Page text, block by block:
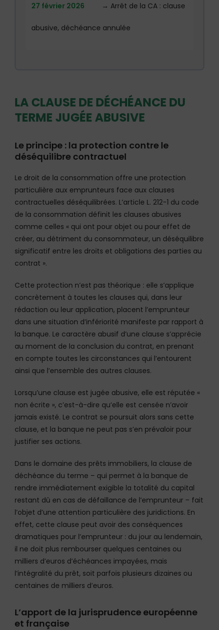
27 février 2026 → Arrêt de la CA : clause
abusive, déchéance annulée
LA CLAUSE DE DÉCHÉANCE DU
TERME JUGÉE ABUSIVE
Le principe : la protection contre le
déséquilibre contractuel
Le droit de la consommation offre une protection
particulière aux emprunteurs face aux clauses
contractuelles déséquilibrées. L’article L. 212-1 du code
de la consommation définit les clauses abusives
comme celles « qui ont pour objet ou pour effet de
créer, au détriment du consommateur, un déséquilibre
significatif entre les droits et obligations des parties au
contrat ».
Cette protection n’est pas théorique : elle s’applique
concrètement à toutes les clauses qui, dans leur
rédaction ou leur application, placent l’emprunteur
dans une situation d’infériorité manifeste par rapport à
la banque. Le caractère abusif d’une clause s’apprécie
au moment de la conclusion du contrat, en prenant
en compte toutes les circonstances qui l’entourent
ainsi que l’ensemble des autres clauses.
Lorsqu’une clause est jugée abusive, elle est réputée «
non écrite », c’est-à-dire qu’elle est censée n’avoir
jamais existé. Le contrat se poursuit alors sans cette
clause, et la banque ne peut pas s’en prévaloir pour
justifier ses actions.
Dans le domaine des prêts immobiliers, la clause de
déchéance du terme – qui permet à la banque de
rendre immédiatement exigible la totalité du capital
restant dû en cas de défaillance de l’emprunteur – fait
l’objet d’une attention particulière des juridictions. En
effet, cette clause peut avoir des conséquences
dramatiques pour l’emprunteur : du jour au lendemain,
il ne doit plus rembourser quelques centaines ou
milliers d’euros d’échéances impayées, mais
l’intégralité du prêt, soit parfois plusieurs dizaines ou
centaines de milliers d’euros.
L’apport de la jurisprudence européenne
et française